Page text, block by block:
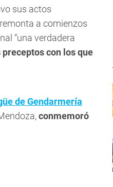
sus actos
a comienzos
“una verdadera
con los que
de Gendarmería
conmemoró